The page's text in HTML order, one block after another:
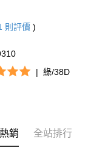
則評價 )
| 綠/38D
銷 全站排行